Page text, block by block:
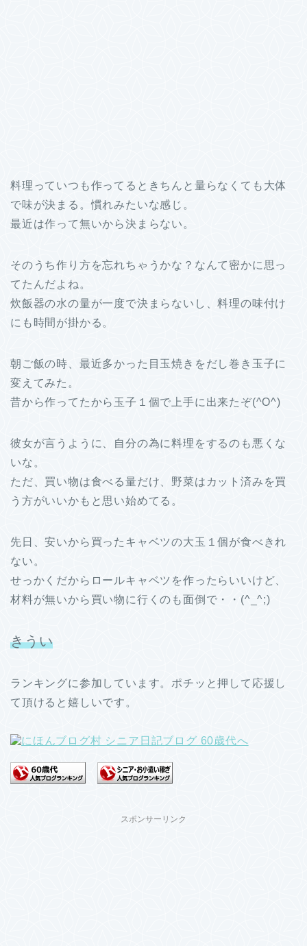
料理っていつも作ってるときちんと量らなくても大体
で味が決まる。慣れみたいな感じ。
最近は作って無いから決まらない。
そのうち作り方を忘れちゃうかな？なんて密かに思っ
てたんだよね。
炊飯器の水の量が一度で決まらないし、料理の味付け
にも時間が掛かる。
朝ご飯の時、最近多かった目玉焼きをだし巻き玉子に
変えてみた。
昔から作ってたから玉子１個で上手に出来たぞ(^O^)
彼女が言うように、自分の為に料理をするのも悪くな
いな。
ただ、買い物は食べる量だけ、野菜はカット済みを買
う方がいいかもと思い始めてる。
先日、安いから買ったキャベツの大玉１個が食べきれ
ない。
せっかくだからロールキャベツを作ったらいいけど、
材料が無いから買い物に行くのも面倒で・・(^_^;)
きうい
ランキングに参加しています。ポチッと押して応援し
て頂けると嬉しいです。
スポンサーリンク